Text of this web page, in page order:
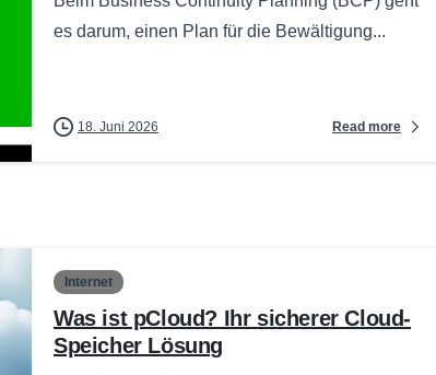
es darum, einen Plan für die Bewältigung...
18. Juni 2026 Read more
Internet
Was ist pCloud? Ihr sicherer Cloud-
Speicher Lösung